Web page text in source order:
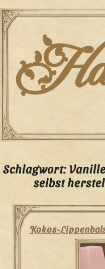
Skip
to
content
Schlagwort:
selbst
Kokos-